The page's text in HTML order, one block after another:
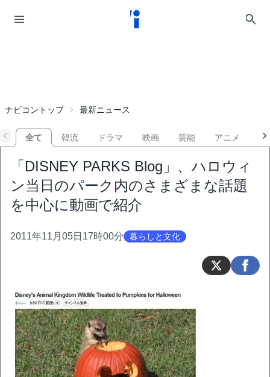
ナビコントップ 最新ニュース
全て 韓流 ドラマ 映画 芸能 アニメ
「DISNEY PARKS Blog」、ハロウィ
ン当日のパーク内のさまざまな話題
を中心に動画で紹介
2011年11月05日17時00分 暮らしと文化